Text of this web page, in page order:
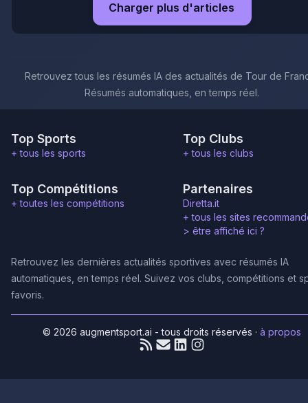
Charger plus d'articles
Retrouvez tous les résumés IA des actualités de Tour de
Résumés automatiques, en temps réel.
Top Sports
+ tous les sports
Top Clubs
+ tous les clubs
Top Compétitions
+ toutes les compétitions
Partenaires
Diretta.it
+ tous les sites
> être affiché ici ?
Retrouvez les dernières actualités sportives avec résumés IA
automatiques, en temps réel. Suivez vos clubs, compétitions et
favoris.
© 2026 augmentsport.ai - tous droits réservés · à propos